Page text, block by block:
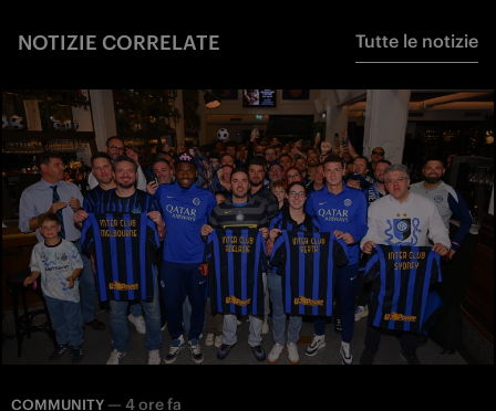
NOTIZIE CORRELATE Tutte le notizie
COMMUNITY — 4 ore fa